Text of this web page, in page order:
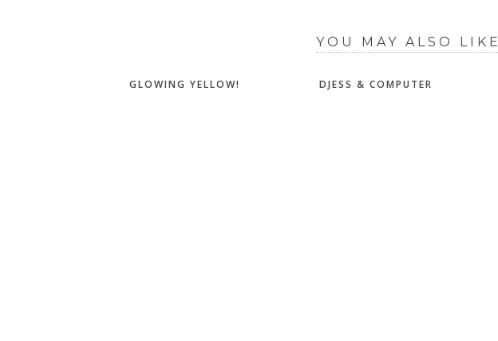
YOU MAY ALSO LIKE
GLOWING YELLOW! DJESS & COMPUTER